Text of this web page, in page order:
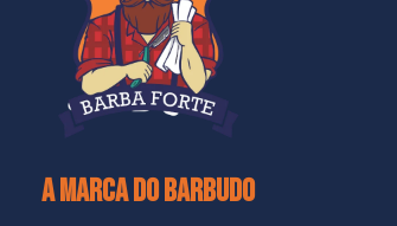
A MARCA DO BARBUDO